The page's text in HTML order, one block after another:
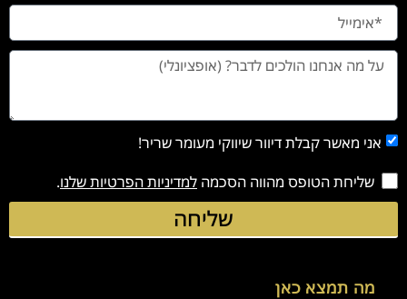
אני מאשר קבלת דיוור שיווקי מעומר שריר!
שליחת הטופס מהווה הסכמה למדיניות הפרטיות שלנו.
שליחה
מה תמצא כאן